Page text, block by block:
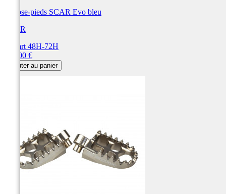
Repose-pieds SCAR Evo bleu
SCAR
Départ 48H-72H
115,00 €
Ajouter au panier